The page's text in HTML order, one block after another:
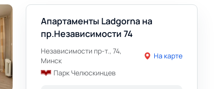
Апартаменты Ladgorna на
пр.Независимости 74
Независимости пр-т., 74,
Минск
На карте
Парк Челюскинцев